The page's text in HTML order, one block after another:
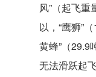
风”（起飞
以，“鹰狮”
黄蜂”（29.9
无法滑跃起